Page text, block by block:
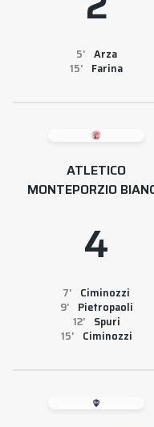
5
Arza
15
Farina
ATLETICO
MONTEPORZIO
4
7
Ciminozzi
9
Pietropaoli
12
Spuri
15
Ciminozzi